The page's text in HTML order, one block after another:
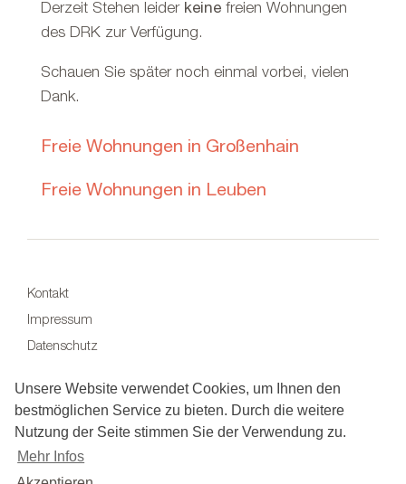
Unsere Website verwendet Cookies, um Ihnen den
bestmöglichen Service zu bieten. Durch die weitere
Nutzung der Seite stimmen Sie der Verwendung zu.
Mehr Infos
Derzeit Stehen leider keine freien Wohnungen
des DRK zur Verfügung.
Schauen Sie später noch einmal vorbei, vielen
Dank.
Freie Wohnungen in Großenhain
Freie Wohnungen in Leuben
Kontakt
Impressum
Datenschutz